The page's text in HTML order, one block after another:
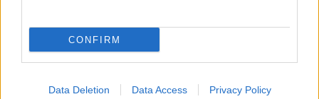
CONFIRM
Data Deletion Data Access Privacy Policy